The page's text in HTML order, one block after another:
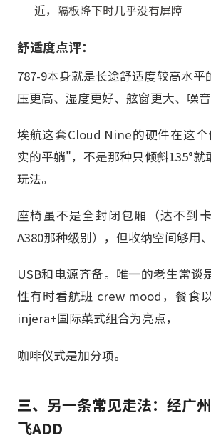
近，隔板降下时几乎没有屏障
舒适度点评：
787-9本身就是长途舒适度较高水
压更高、湿度更好、舷窗更大、噪音
埃航这套Cloud Nine的硬件在这
实的平躺"，不是那种只倾斜135°就
玩法。
座椅虽不是全封闭包厢（达不到
A380那种级别），但收纳空间够用
USB和电源齐备。唯一的老生常谈
性有时看航班 crew mood，餐食
injera+国际菜式组合为亮点，
咖啡仪式是加分项。
三、另一条常见走法：经广
飞ADD